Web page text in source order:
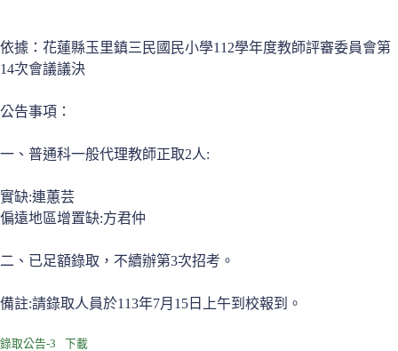
依據：花蓮縣玉里鎮三民國民小學112學年度教師評審委員會第
14次會議議決
公告事項：
一、普通科一般代理教師正取2人:
實缺:連蕙芸
偏遠地區增置缺:方君仲
二、已足額錄取，不續辦第3次招考。
備註:請錄取人員於113年7月15日上午到校報到。
錄取公告-3 下載